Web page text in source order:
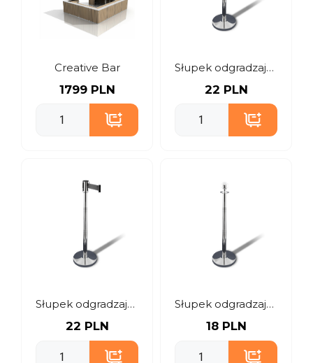
Creative Bar
1799 PLN
Słupek odgradzający z taśmą niebieską
22 PLN
Słupek odgradzający z taśmą czarną
22 PLN
Słupek odgradzający z kulistą głowicą
18 PLN